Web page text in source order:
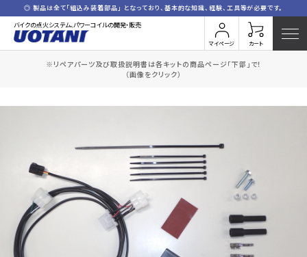
バイクの点火システム、パワーコイルの開発・販売
マイページ カート
◎ 製品は全て「組込み装着部品」 となっており、基本的な知識、経験、工具等が必要です。
※リペアパーツ及び取扱説明書は各キットの商品ページ「下部」で！
（画像をクリック）
全商品一覧 H.CB400T/N